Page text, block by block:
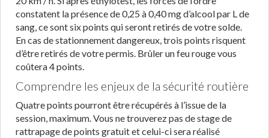
constatent la présence de 0,25 à 0,40 mg d’alcool par L de
sang, ce sont six points qui seront retirés de votre solde.
En cas de stationnement dangereux, trois points risquent
d’être retirés de votre permis. Brûler un feu rouge vous
coûtera 4 points.
Comprendre les enjeux de la sécurité routière
Quatre points pourront être récupérés à l’issue de la
session, maximum. Vous ne trouverez pas de stage de
rattrapage de points gratuit et celui-ci sera réalisé